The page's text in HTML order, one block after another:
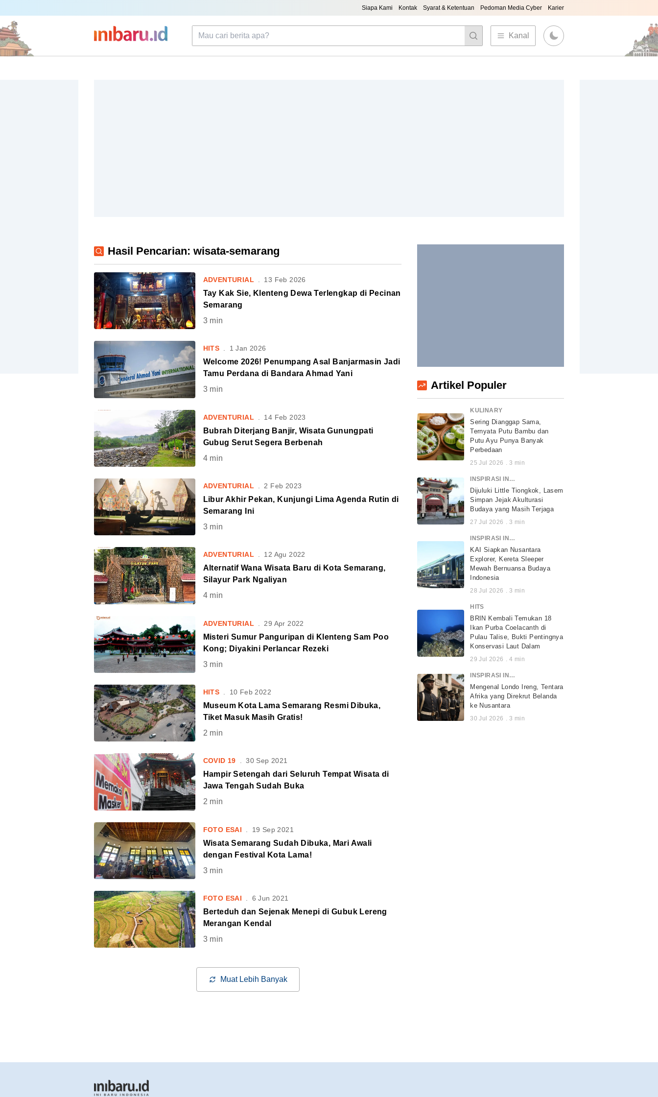
Siapa Kami Kontak Syarat & Ketentuan Pedoman Media Cyber Karier
Kanal
Hasil Pencarian: wisata-semarang
ADVENTURIAL 13 Feb 2026
Tay Kak Sie, Klenteng Dewa Terlengkap di Pecinan
Semarang
3min
HITS . 1 Jan 2026
Welcome 2026! Penumpang Asal Banjarmasin Jadi
Tamu Perdana di Bandara Ahmad Yani
3min
ADVENTURIAL 14 Feb 2023
Bubrah Diterjang Banjir, Wisata Gunungpati
Gubug Serut Segera Berbenah
4min
ADVENTURIAL 2 Feb 2023
Libur Akhir Pekan, Kunjungi Lima Agenda Rutin di
Semarang Ini
3min
ADVENTURIAL . 12 Agu 2022
Alternatif Wana Wisata Baru di Kota Semarang,
Silayur Park Ngaliyan
4min
ADVENTURIAL 29 Apr 2022
Misteri Sumur Panguripan di Klenteng Sam Poo
Kong; Diyakini Perlancar Rezeki
3min
HITS 10 Feb 2022
Museum Kota Lama Semarang Resmi Dibuka,
Tiket Masuk Masih Gratis!
2 min
COVID 19 . 30 Sep 2021
Hampir Setengah dari Seluruh Tempat Wisata di
Jawa Tengah Sudah Buka
2 min
FOTO ESAI 19 Sep 2021
Wisata Semarang Sudah Dibuka, Mari Awali
dengan Festival Kota Lama!
3min
FOTO ESAI 6 Jun 2021
Berteduh dan Sejenak Menepi di Gubuk Lereng
Merangan Kendal
3min
Muat Lebih Banyak
Artikel Populer
KULINARY
Sering Dianggap Sama,
Ternyata Putu Bambu dan
Putu Ayu Punya Banyak
Perbedaan
25 Jul 2026 . 3 min
INSPIRASI INDONESIA
Dijuluki Little Tiongkok, Lasem
Simpan Jejak Akulturasi
Budaya yang Masih Terjaga
27 Jul 2026 . 3 min
INSPIRASI INDONESIA
KAI Siapkan Nusantara
Explorer, Kereta Sleeper
Mewah Bernuansa Budaya
Indonesia
28 Jul 2026 . 3 min
HITS
BRIN Kembali Temukan 18
Ikan Purba Coelacanth di
Pulau Talise, Bukti Pentingnya
Konservasi Laut Dalam
29 Jul 2026 . 4 min
INSPIRASI INDONESIA
Mengenal Londo Ireng, Tentara
Afrika yang Direkrut Belanda
ke Nusantara
30 Jul 2026 . 3 min